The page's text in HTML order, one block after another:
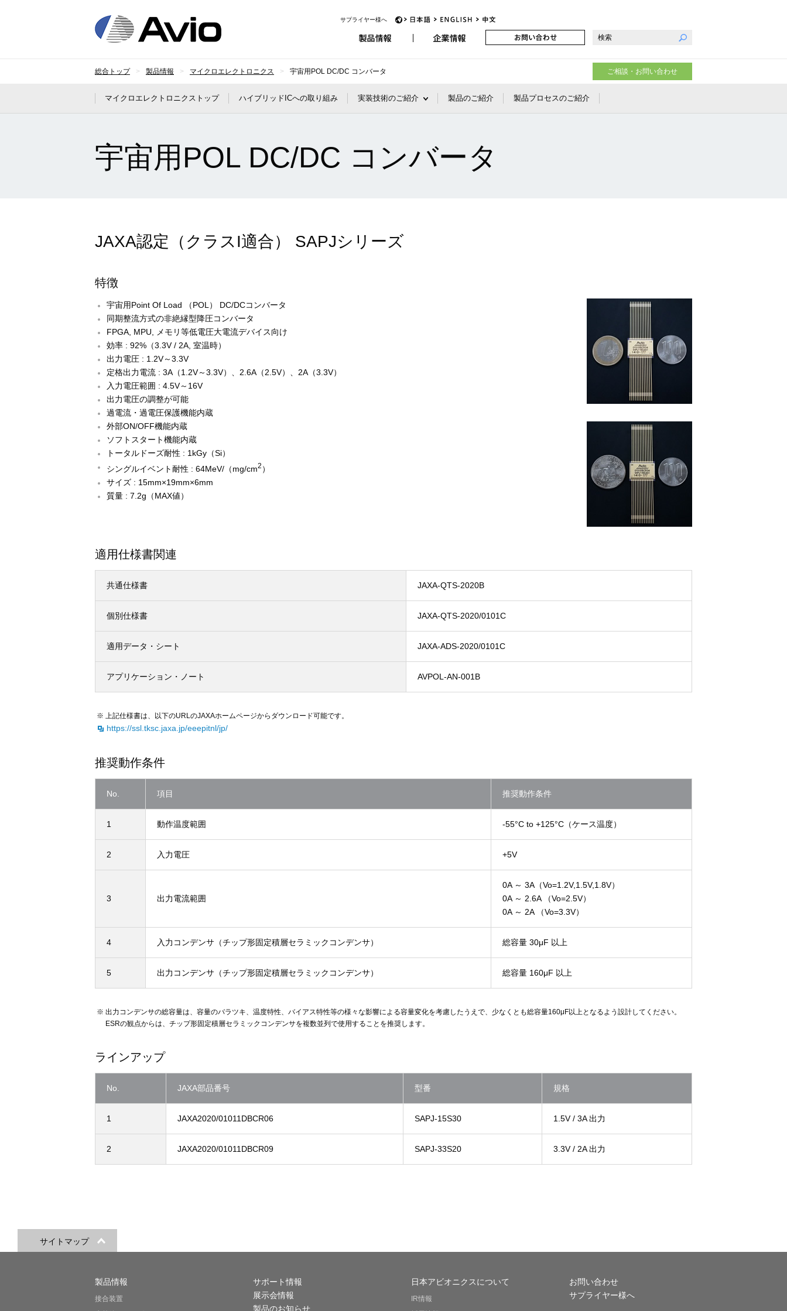
サプライヤー様へ JP EN
総合トップ 製品情報 マイクロエレクトロニクス 宇宙用POL DC/DC コンバータ ご相談・お問い合わせ
マイクロエレクトロニクストップ ハイブリッドICへの取り組み 実装技術のご紹介 製品のご紹介 製品プロセスのご紹介
宇宙用POL DC/DC コンバータ
JAXA認定（クラスI適合） SAPJシリーズ
特徴
宇宙用Point Of Load （POL） DC/DCコンバータ
同期整流方式の非絶縁型降圧コンバータ
FPGA, MPU, メモリ等低電圧大電流デバイス向け
効率 : 92%（3.3V / 2A, 室温時）
出力電圧 : 1.2V～3.3V
定格出力電流 : 3A（1.2V～3.3V）、2.6A（2.5V）、2A（3.3V）
入力電圧範囲 : 4.5V～16V
出力電圧の調整が可能
過電流・過電圧保護機能内蔵
外部ON/OFF機能内蔵
ソフトスタート機能内蔵
トータルドーズ耐性 : 1kGy（Si）
シングルイベント耐性 : 64MeV/（mg/cm2 ）
サイズ : 15mm×19mm×6mm
質量 : 7.2g（MAX値）
適用仕様書関連
共通仕様書 JAXA-QTS-2020B
個別仕様書 JAXA-QTS-2020/0101C
適用データ・シート JAXA-ADS-2020/0101C
アプリケーション・ノート AVPOL-AN-001B
上記仕様書は、以下のURLのJAXAホームページからダウンロード可能です。
https://ssl.tksc.jaxa.jp/eeepitnl/jp/
推奨動作条件
No. 項目 推奨動作条件
1 動作温度範囲 -55°C to +125°C（ケース温度）
2 入力電圧 +5V
3 出力電流範囲
0A ～ 3A（Vo=1.2V,1.5V,1.8V）
0A ～ 2.6A （Vo=2.5V）
0A ～ 2A （Vo=3.3V）
4 入力コンデンサ（チップ形固定積層セラミックコンデンサ） 総容量 30μF 以上
5 出力コンデンサ（チップ形固定積層セラミックコンデンサ） 総容量 160μF 以上
出力コンデンサの総容量は、容量のバラツキ、温度特性、バイアス特性等の様々な影響による容量変化を考慮したうえで、少なくとも総容量160μF以上となるよう設計してください。
ESRの観点からは、チップ形固定積層セラミックコンデンサを複数並列で使用することを推奨します。
ラインアップ
No. JAXA部品番号 型番 規格
1 JAXA2020/01011DBCR06 SAPJ-15S30 1.5V / 3A 出力
2 JAXA2020/01011DBCR09 SAPJ-33S20 3.3V / 2A 出力
サイトマップ
製品情報
接合装置
サポート情報
展示会情報
製品のお知らせ
日本アビオニクスについて
IR情報
お問い合わせ
サプライヤー様へ